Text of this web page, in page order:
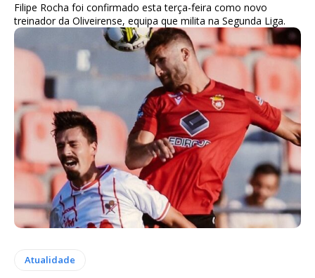
Filipe Rocha foi confirmado esta terça-feira como novo
treinador da Oliveirense, equipa que milita na Segunda Liga.
Atualidade